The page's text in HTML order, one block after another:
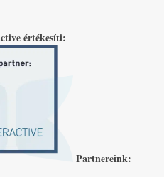
értékesíti:
Partnereink: